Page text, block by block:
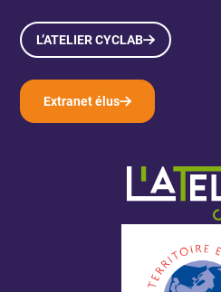
L’ATELIER CYCLAB
Extranet élus